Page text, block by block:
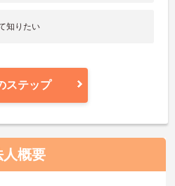
知りたい
ステップ
人概要